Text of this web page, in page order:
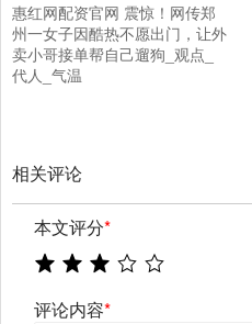
惠红网配资官网 震惊！网传郑
州一女子因酷热不愿出门，让外
卖小哥接单帮自己遛狗_观点_
代人_气温
相关评论
本文评分*
评论内容*